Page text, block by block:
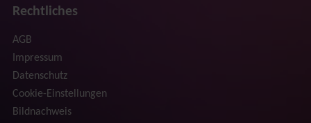
Rechtliches
AGB
Impressum
Datenschutz
Cookie-Einstellungen
Bildnachweis